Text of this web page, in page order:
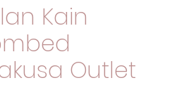
Kain
Outlet